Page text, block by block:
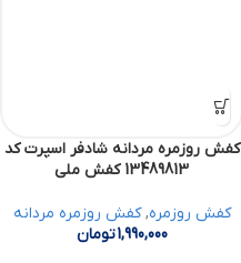
کفش روزمره مردانه شادفر اسپرت کد
13489813 کفش ملی
کفش روزمره,کفش روزمره مردانه
1,990,000تومان